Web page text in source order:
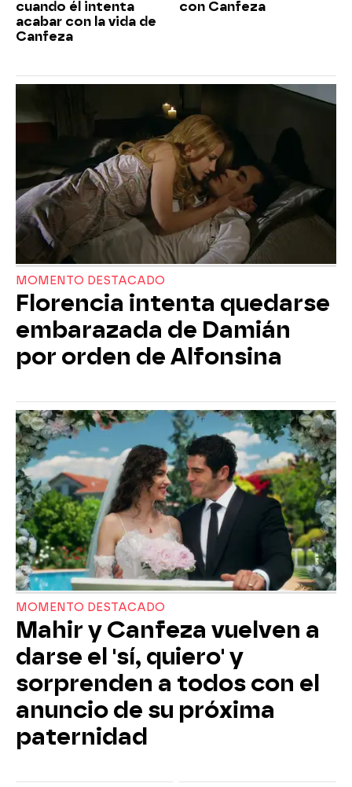
cuando él intenta
acabar con la vida de
Canfeza
con Canfeza
MOMENTO DESTACADO
Florencia intenta quedarse
embarazada de Damián
por orden de Alfonsina
MOMENTO DESTACADO
Mahir y Canfeza vuelven a
darse el 'sí, quiero' y
sorprenden a todos con el
anuncio de su próxima
paternidad